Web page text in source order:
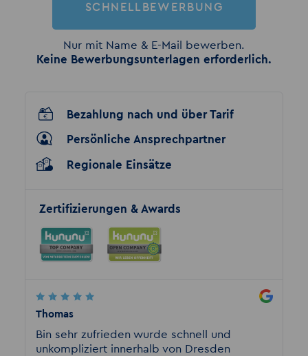
SCHNELLBEWERBUNG
Nur mit Name & E-Mail bewerben.
Keine Bewerbungsunterlagen erforderlich.
Bezahlung nach und über Tarif
Persönliche Ansprechpartner
Regionale Einsätze
Zertifizierungen & Awards
Thomas
Bin sehr zufrieden wurde schnell und
unkompliziert innerhalb von Dresden